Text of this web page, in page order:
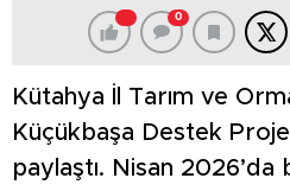
0
Kütahya İl Tarım ve
Küçükbaşa Destek
paylaştı. Nisan 2026’da